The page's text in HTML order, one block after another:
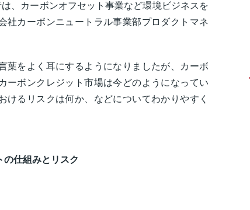
、カーボンオフセット事業など環境ビジネスを
社カーボンニュートラル事業部プロダクトマネ
葉をよく耳にするようになりましたが、カーボ
ーボンクレジット市場は今どのようになってい
けるリスクは何か、などについてわかりやすく
の仕組みとリスク